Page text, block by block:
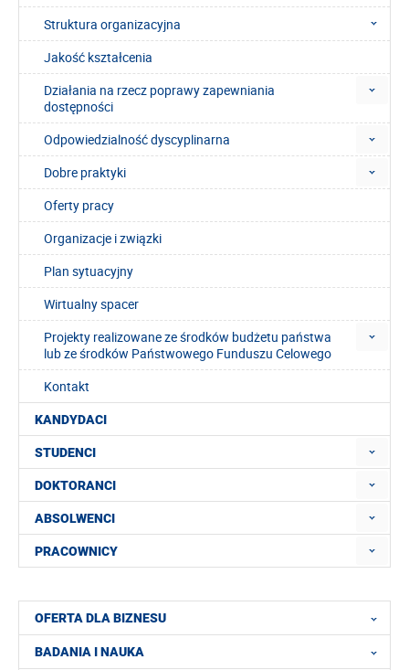
Struktura organizacyjna
Jakość kształcenia
Działania na rzecz poprawy zapewniania
dostępności
Odpowiedzialność dyscyplinarna
Dobre praktyki
Oferty pracy
Organizacje i związki
Plan sytuacyjny
Wirtualny spacer
Projekty realizowane ze środków budżetu państwa
lub ze środków Państwowego Funduszu Celowego
Kontakt
KANDYDACI
STUDENCI
DOKTORANCI
ABSOLWENCI
PRACOWNICY
OFERTA DLA BIZNESU
BADANIA I NAUKA